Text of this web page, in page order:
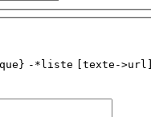
-*liste [texte->url]